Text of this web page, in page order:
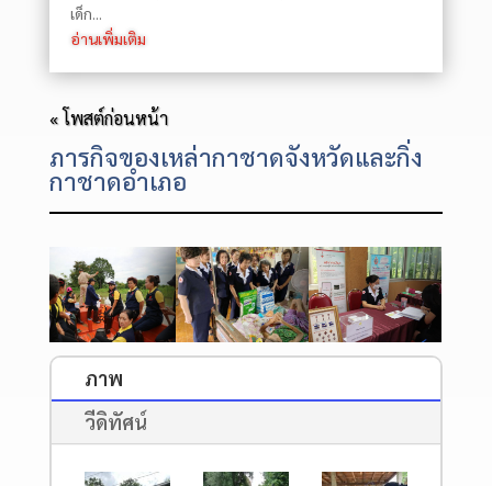
เด็ก...
อ่านเพิ่มเติม
« โพสต์ก่อนหน้า
ภารกิจของเหล่ากาชาดจังหวัดและกิ่ง
กาชาดอำเภอ
ภาพ
วีดิทัศน์